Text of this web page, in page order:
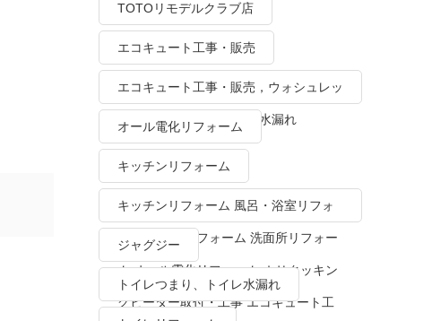
TOTOリモデルクラブ店
エコキュート工事・販売
エコキュート工事・販売，ウォシュレッ
ト トイレつまり、トイレ水漏れ
オール電化リフォーム
キッチンリフォーム
キッチンリフォーム 風呂・浴室リフォ
ーム トイレリフォーム 洗面所リフォー
ム オール電化リフォーム ＩＨクッキン
グヒーター取付・工事 エコキュート工
ジャグジー
トイレつまり、トイレ水漏れ